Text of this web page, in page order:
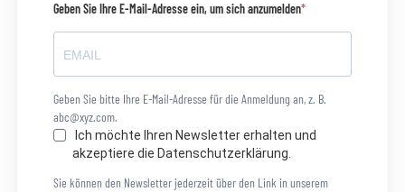
Geben Sie Ihre E-Mail-Adresse ein, um sich anzumelden
Geben Sie bitte Ihre E-Mail-Adresse für die Anmeldung an, z. B.
abc@xyz.com.
Ich möchte Ihren Newsletter erhalten und
akzeptiere die Datenschutzerklärung.
Sie können den Newsletter jederzeit über den Link in unserem